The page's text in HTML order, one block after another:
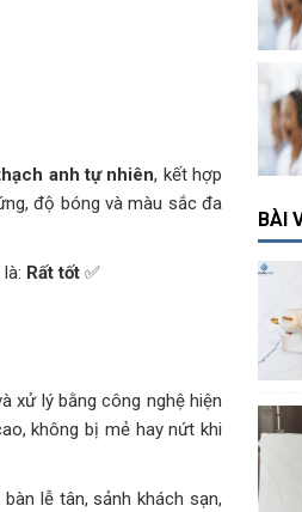
anh tự nhiên, kết hợp
độ bóng và màu sắc đa
Rất tốt ✅
xử lý bằng công nghệ hiện
không bị mẻ hay nứt khi
lễ tân, sảnh khách sạn,
BÀI